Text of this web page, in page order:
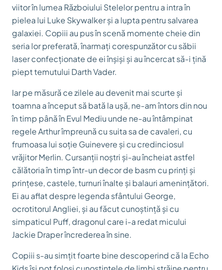
viitor în lumea Războiului Stelelor pentru a intra în
pielea lui Luke Skywalker și a lupta pentru salvarea
galaxiei. Copiii au pus în scenă momente cheie din
seria lor preferată, înarmați corespunzător cu săbii
laser confecționate de ei înșiși și au încercat să-i țină
piept temutului Darth Vader.
Iar pe măsură ce zilele au devenit mai scurte și
toamna a început să bată la ușă, ne-am întors din nou
în timp până în Evul Mediu unde ne-au întâmpinat
regele Arthur împreună cu suita sa de cavaleri, cu
frumoasa lui soție Guinevere și cu credinciosul
vrăjitor Merlin. Cursanții noștri și-au încheiat astfel
călătoria în timp într-un decor de basm cu prinți și
prințese, castele, turnuri înalte și balauri amenințători.
Ei au aflat despre legenda sfântului George,
ocrotitorul Angliei, și au făcut cunoștință și cu
simpaticul Puff, dragonul care i-a redat micului
Jackie Draper încrederea în sine.
Copiii s-au simțit foarte bine descoperind că la Echo